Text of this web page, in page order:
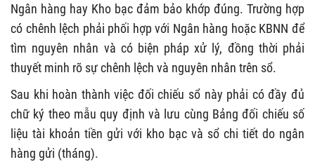
Ngân hàng hay Kho bạc đảm bảo khớp đúng. Trường hợp
có chênh lệch phải phối hợp với Ngân hàng hoặc KBNN để
tìm nguyên nhân và có biện pháp xử lý, đồng thời phải
thuyết minh rõ sự chênh lệch và nguyên nhân trên sổ.
Sau khi hoàn thành việc đối chiếu sổ này phải có đầy đủ
chữ ký theo mẫu quy định và lưu cùng Bảng đối chiếu số
liệu tài khoản tiền gửi với kho bạc và sổ chi tiết do ngân
hàng gửi (tháng).